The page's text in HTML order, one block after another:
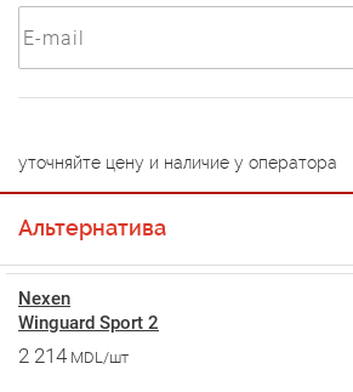
уточняйте цену и наличие у оператора
Альтернатива
Nexen
Winguard Sport 2
2 214 MDL/шт